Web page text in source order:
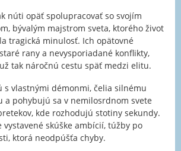
núti opäť spolupracovať so svojím
bývalým majstrom sveta, ktorého život
tragická minulosť. Ich opätovné
rany a nevysporiadané konflikty,
tak náročnú cestu späť medzi elitu.
s vlastnými démonmi, čelia silnému
a pohybujú sa v nemilosrdnom svete
kde rozhodujú stotiny sekundy.
vystavené skúške ambícií, túžby po
ktorá neodpúšťa chyby.